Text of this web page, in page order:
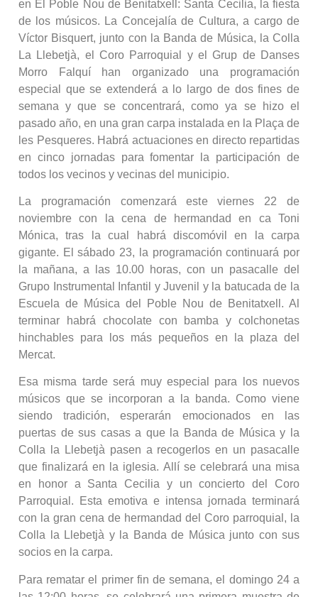
en El Poble Nou de Benitatxell: Santa Cecilia, la fiesta
de los músicos. La Concejalía de Cultura, a cargo de
Víctor Bisquert, junto con la Banda de Música, la Colla
La Llebetjà, el Coro Parroquial y el Grup de Danses
Morro Falquí han organizado una programación
especial que se extenderá a lo largo de dos fines de
semana y que se concentrará, como ya se hizo el
pasado año, en una gran carpa instalada en la Plaça de
les Pesqueres. Habrá actuaciones en directo repartidas
en cinco jornadas para fomentar la participación de
todos los vecinos y vecinas del municipio.
La programación comenzará este viernes 22 de
noviembre con la cena de hermandad en ca Toni
Mónica, tras la cual habrá discomóvil en la carpa
gigante. El sábado 23, la programación continuará por
la mañana, a las 10.00 horas, con un pasacalle del
Grupo Instrumental Infantil y Juvenil y la batucada de la
Escuela de Música del Poble Nou de Benitatxell. Al
terminar habrá chocolate con bamba y colchonetas
hinchables para los más pequeños en la plaza del
Mercat.
Esa misma tarde será muy especial para los nuevos
músicos que se incorporan a la banda. Como viene
siendo tradición, esperarán emocionados en las
puertas de sus casas a que la Banda de Música y la
Colla la Llebetjà pasen a recogerlos en un pasacalle
que finalizará en la iglesia. Allí se celebrará una misa
en honor a Santa Cecilia y un concierto del Coro
Parroquial. Esta emotiva e intensa jornada terminará
con la gran cena de hermandad del Coro parroquial, la
Colla la Llebetjà y la Banda de Música junto con sus
socios en la carpa.
Para rematar el primer fin de semana, el domingo 24 a